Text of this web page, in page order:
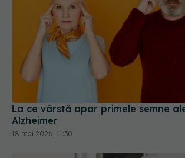
La ce vârstă apar primele semne
Alzheimer
18 mai 2026, 11:30